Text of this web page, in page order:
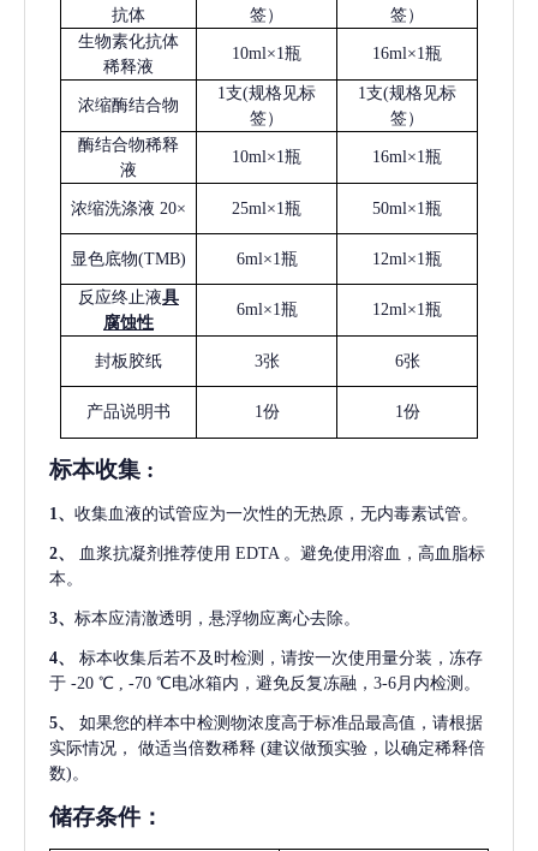
抗体
签）
签）
生物素化抗体
稀释液
10ml×1瓶 16ml×1瓶
浓缩酶结合物
1支(规格见标
签）
1支(规格见标
签）
酶结合物稀释
液
10ml×1瓶 16ml×1瓶
浓缩洗涤液 20× 25ml×1瓶 50ml×1瓶
显色底物(TMB) 6ml×1瓶 12ml×1瓶
反应终止液具
腐蚀性
6ml×1瓶 12ml×1瓶
封板胶纸 3张 6张
产品说明书 1份 1份
标本收集 :
1 、 收集血液的试管应为一次性的无热原，无内毒素试管。
2、 血浆抗凝剂推荐使用 EDTA 。避免使用溶血，高血脂标
本。
3、 标本应清澈透明，悬浮物应离心去除。
4、
标本收集后若不及时检测，请按一次使用量分装，冻存
于 -20 ℃ , -70 ℃电冰箱内，避免反复冻融，3-6月内检测。
5、
如果您的样本中检测物浓度高于标准品最高值，请根据
实际情况，
做适当倍数稀释 (建议做预实验，以确定稀释倍
数)。
储存条件：